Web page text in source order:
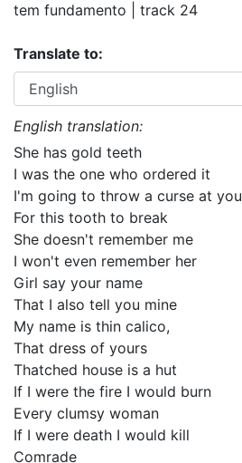
tem fundamento | track 24
Translate to:
English translation:
She has gold teeth
I was the one who ordered it
I'm going to throw a curse at you
For this tooth to break
She doesn't remember me
I won't even remember her
Girl say your name
That I also tell you mine
My name is thin calico,
That dress of yours
Thatched house is a hut
If I were the fire I would burn
Every clumsy woman
If I were death I would kill
Comrade